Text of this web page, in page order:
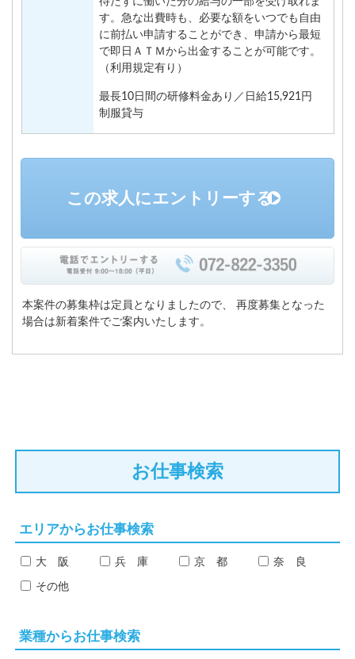
す。急な出費時も、必要な額をいつでも自由
に前払い申請することができ、申請から最短
で即日ＡＴＭから出金することが可能です。
（利用規定有り）
最長10日間の研修料金あり／日給15,921円
制服貸与
この求人にエントリーする
本案件の募集枠は定員となりましたので、
再度募集となった
場合は新着案件でご案内いたします。
お仕事検索
エリアからお仕事検索
大 阪 兵 庫 京 都 奈 良
その他
業種からお仕事検索